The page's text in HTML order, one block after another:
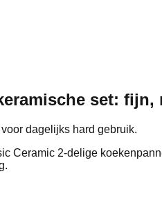
set:
dagelijks hard gebruik.
Ceramic 2-delige